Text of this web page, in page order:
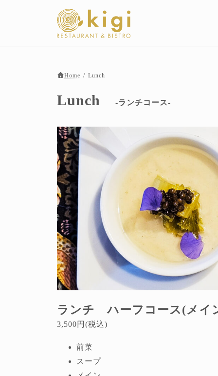
Home Lunch
Lunch -ランチコース-
ランチ ハーフコース(メイ
3,500円(税込)
前菜
スープ